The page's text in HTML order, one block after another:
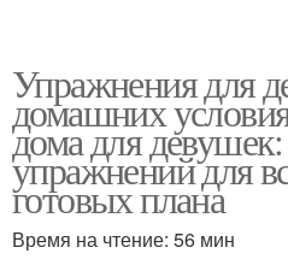
Упражнения для
домашних
дома для
упражнений для
готовых плана
Время на чтение: 56 мин